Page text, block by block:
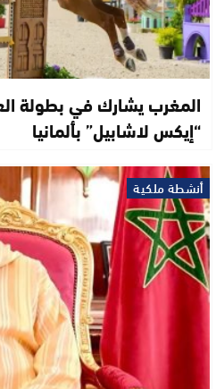
المغرب يشارك في بطولة
“إيكس لاشابيل” بألمانيا
أنشطة ملكية